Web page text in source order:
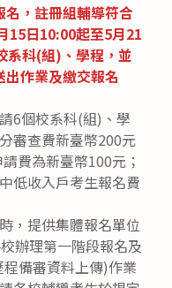
，註冊組輔導符合
15日10:00起至5月21
系科(組)、學程，並
作業及繳交報名
6個校系科(組)、學
審查費新臺幣200元
費為新臺幣100元；
低收入戶考生報名費
，提供集體報名單位
辦理第一階段報名及
備審資料上傳)作業